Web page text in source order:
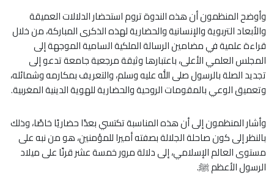
وأوضح المنظمون أن هذه الندوة تروم استحضار الدلالات العميقة
والأبعاد التربوية والإنسانية والحضارية لهذه الذكرى المباركة، من خلال
قراءة علمية في مضامين الرسالة الملكية السامية الموجهة إلى
المجلس العلمي الأعلى، باعتبارها وثيقة مرجعية جامعة تدعو إلى
تجديد الصلة بالرسول صلى الله عليه وسلم، والتعريف بمكارمه وشمائله،
وتعميق الوعي بالمقومات الروحية والحضارية للهوية الدينية المغربية.
وأشار المنظمون إلى أن هذه المناسبة تكتسي بعدًا حضاريًا خاصًا، وذلك
بالنظر إلى كون صاحلة الجلالة بصفته أميرا للمؤمنين، هو من نبه على
مستوى العالم الإسلامي، إلى دلالة مرور خمسة عشر قرنًا على ميلاد
الرسول الأعظم ﷺ.